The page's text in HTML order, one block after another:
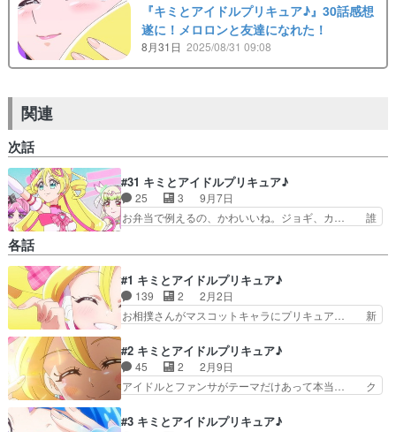
『キミとアイドルプリキュア♪』30話感想
遂に！メロロンと友達になれた！
8月31日 2025/08/31 09:08
関連
次話
#31 キミとアイドルプリキュア♪
25 3
9月7日
お弁当で例えるの、かわいいね。ジョギ、カ… 誰
ターはアイドルでしょだって… ザクななが想定の
３倍供給されて大喜びでし… ソウルジ…じゃない
(笑)謎の塊の中に閉じ… 情報量が大きすぎる回で
面白キッスの精の能… 五人になってアイドルプリ
キュアのセンター… アイドルプリキュアのセンタ
ー！？メロロン…
各話
#1 キミとアイドルプリキュア♪
139 2
2月2日
お相撲さんがマスコットキャラにプリキュア… 新
かく可愛くて、めちゃめちゃしっかり「… 劇場版
観に行ってるんだろうな…ってふと思… めちゃく
ちゃええやん！面白くて、強くて、… 今回のぷり
きゅあはアイドルがテーマになっ… 皆様、おはよ
てマックランダーを錬成する… 普通に面白くて可
#2 キミとアイドルプリキュア♪
45 2
2月9日
アイドルとファンサがテーマだけあって本当… ク
ドルになったことで浮かれまくってるう… わんぷ
#3 キミとアイドルプリキュア♪